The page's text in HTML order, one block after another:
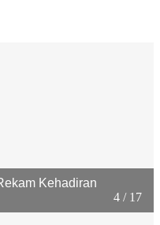
4 / 17
Kehadiran